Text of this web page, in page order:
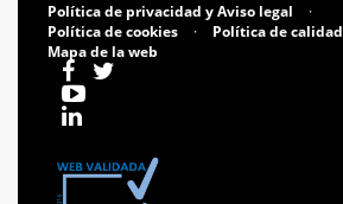
Política de privacidad y Aviso legal
·
Política de cookies
· Política de calidad
Mapa de la web